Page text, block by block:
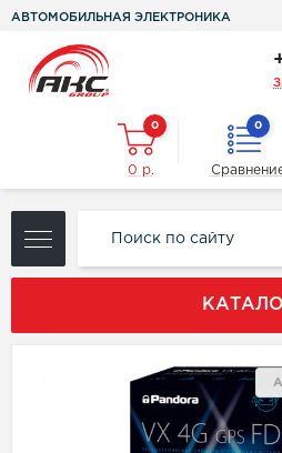
АВТОМОБИЛЬНАЯ ЭЛЕКТРОНИКА
0
0 р.
0